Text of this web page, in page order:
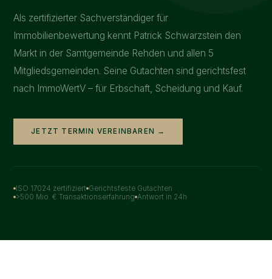
Als zertifizierter Sachverständiger für
Immobilienbewertung kennt Patrick Schwarzstein den
Markt in der Samtgemeinde Rehden und allen 5
Mitgliedsgemeinden. Seine Gutachten sind gerichtsfest
nach ImmoWertV – für Erbschaft, Scheidung und Kauf.
JETZT TERMIN VEREINBAREN →
ISO 17024 zertifiziert Gerichtsfeste Gutachten
>500 Mio. € Transaktionserfahrung Antwort in 24h